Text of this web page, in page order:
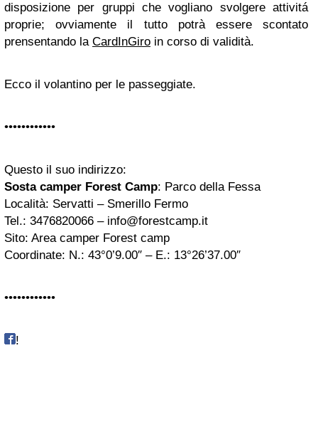
disposizione per gruppi che vogliano svolgere attivitá
proprie; ovviamente il tutto potrà essere scontato
prensentando la CardInGiro in corso di validità.
Ecco il volantino per le passeggiate.
••••••••••••
Questo il suo indirizzo:
Sosta camper Forest Camp: Parco della Fessa
Località: Servatti – Smerillo Fermo
Tel.: 3476820066 – info@forestcamp.it
Sito: Area camper Forest camp
Coordinate: N.: 43°0’9.00″ – E.: 13°26’37.00″
••••••••••••
!